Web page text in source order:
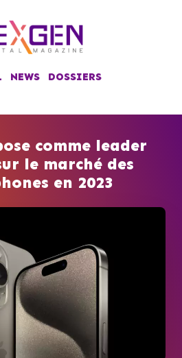
NEWS DOSSIERS
comme leader
le marché des
en 2023